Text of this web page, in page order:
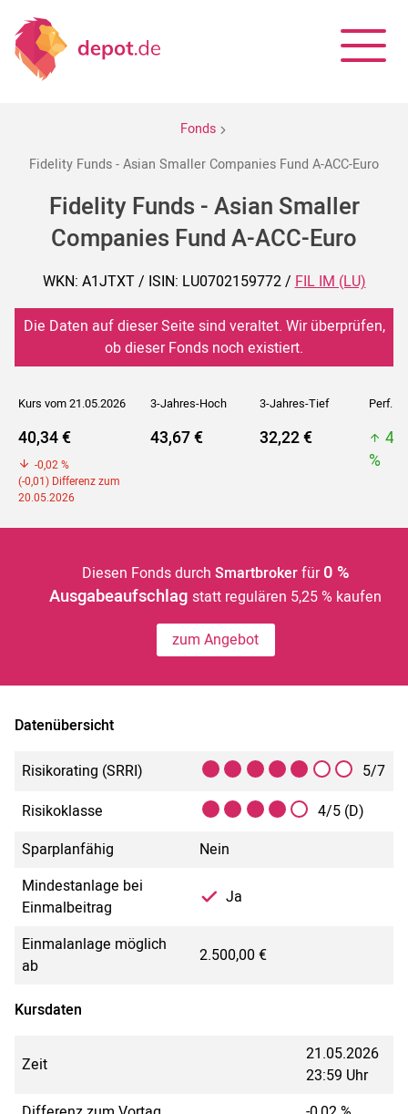
Fonds
Fidelity Funds - Asian Smaller Companies Fund A-ACC-Euro
Fidelity Funds - Asian Smaller
Companies Fund A-ACC-Euro
WKN: A1JTXT / ISIN: LU0702159772 /FIL IM (LU)
Die Daten auf dieser Seite sind veraltet. Wir überprüfen,
ob dieser Fonds noch existiert.
Kurs vom 21.05.2026 3-Jahres-Hoch 3-Jahres-Tief Perf. 5J
40,34 €
-0,02 %
(-0,01) Differenz zum
20.05.2026
43,67 € 32,22 €
%
Diesen Fonds durch Smartbrokerfür 0 %
Ausgabeaufschlagstatt regulären 5,25 % kaufen
zum Angebot
Datenübersicht
Risikorating (SRRI)
5/7
Risikoklasse
4/5 (D)
Sparplanfähig
Nein
Mindestanlage bei
Einmalbeitrag
Ja
Einmalanlage möglich
ab
2.500,00 €
Kursdaten
Zeit
21.05.2026
23:59 Uhr